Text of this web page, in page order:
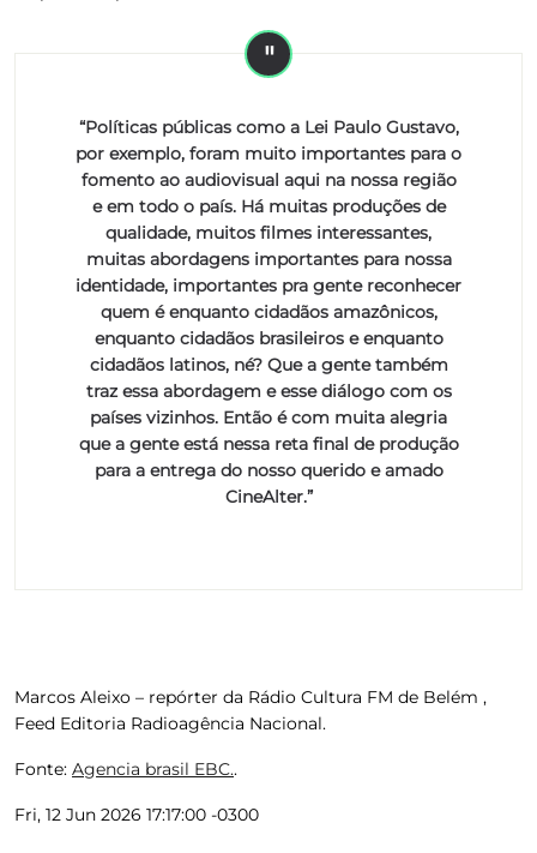
“Políticas públicas como a Lei Paulo Gustavo,
por exemplo, foram muito importantes para o
fomento ao audiovisual aqui na nossa região
e em todo o país. Há muitas produções de
qualidade, muitos filmes interessantes,
muitas abordagens importantes para nossa
identidade, importantes pra gente reconhecer
quem é enquanto cidadãos amazônicos,
enquanto cidadãos brasileiros e enquanto
cidadãos latinos, né? Que a gente também
traz essa abordagem e esse diálogo com os
países vizinhos. Então é com muita alegria
que a gente está nessa reta final de produção
para a entrega do nosso querido e amado
CineAlter.”
Marcos Aleixo – repórter da Rádio Cultura FM de Belém ,
Feed Editoria Radioagência Nacional.
Fonte: Agencia brasil EBC..
Fri, 12 Jun 2026 17:17:00 -0300